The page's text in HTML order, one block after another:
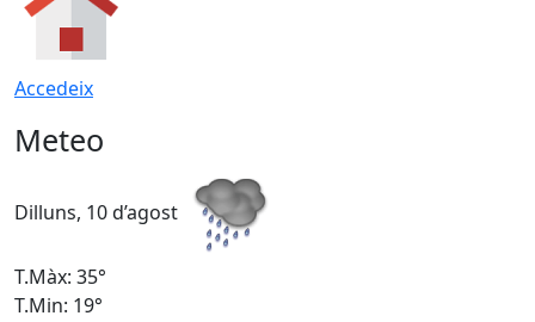
Accedeix
Meteo
Dilluns, 10 d’agost
T.Màx: 35°
T.Min: 19°